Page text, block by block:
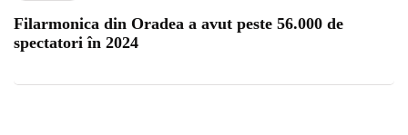
Filarmonica din Oradea a avut peste 56.000 de
spectatori în 2024